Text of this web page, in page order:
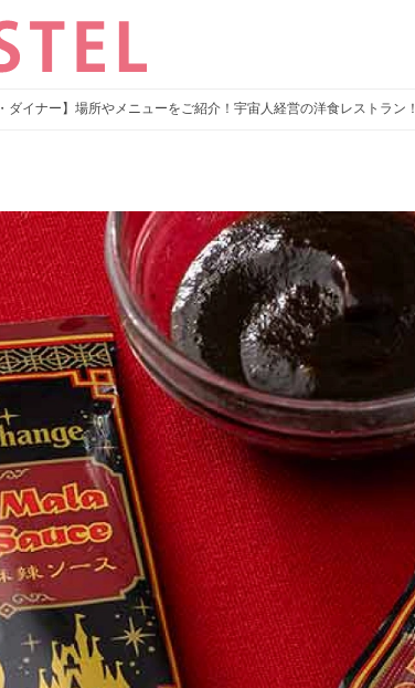
ダイナー】場所やメニューをご紹介！宇宙人経営の洋食レストラン！